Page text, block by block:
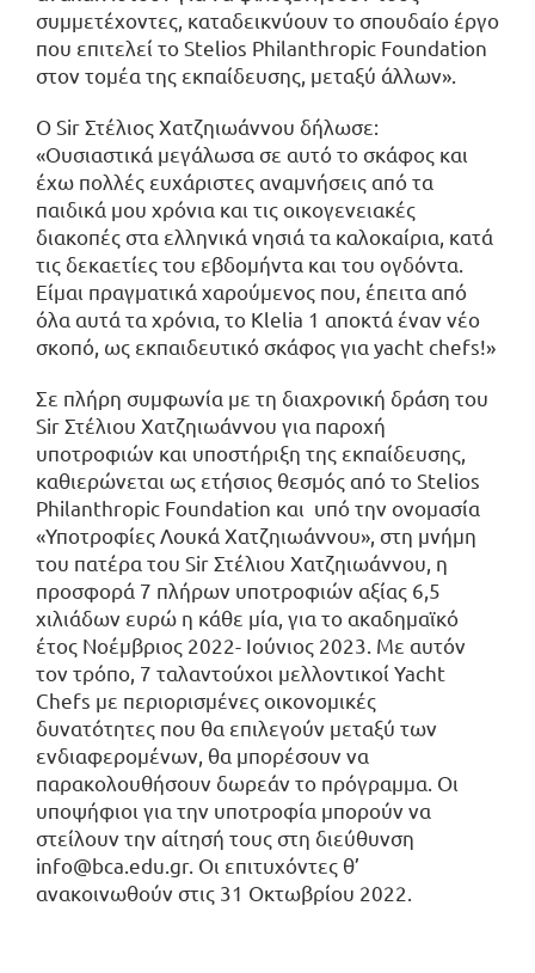
συμμετέχοντες, καταδεικνύουν το σπουδαίο έργο
που επιτελεί το Stelios Philanthropic Foundation
στον τομέα της εκπαίδευσης, μεταξύ άλλων».
Ο Sir Στέλιος Χατζηιωάννου δήλωσε:
«Ουσιαστικά μεγάλωσα σε αυτό το σκάφος και
έχω πολλές ευχάριστες αναμνήσεις από τα
παιδικά μου χρόνια και τις οικογενειακές
διακοπές στα ελληνικά νησιά τα καλοκαίρια, κατά
τις δεκαετίες του εβδομήντα και του ογδόντα.
Είμαι πραγματικά χαρούμενος που, έπειτα από
όλα αυτά τα χρόνια, το Klelia 1 αποκτά έναν νέο
σκοπό, ως εκπαιδευτικό σκάφος για yacht chefs!»
Σε πλήρη συμφωνία με τη διαχρονική δράση του
Sir Στέλιου Χατζηιωάννου για παροχή
υποτροφιών και υποστήριξη της εκπαίδευσης,
καθιερώνεται ως ετήσιος θεσμός από το Stelios
Philanthropic Foundation και υπό την ονομασία
«Υποτροφίες Λουκά Χατζηιωάννου», στη μνήμη
του πατέρα του Sir Στέλιου Χατζηιωάννου, η
προσφορά 7 πλήρων υποτροφιών αξίας 6,5
χιλιάδων ευρώ η κάθε μία, για το ακαδημαϊκό
έτος Νοέμβριος 2022- Ιούνιος 2023. Με αυτόν
τον τρόπο, 7 ταλαντούχοι μελλοντικοί Yacht
Chefs με περιορισμένες οικονομικές
δυνατότητες που θα επιλεγούν μεταξύ των
ενδιαφερομένων, θα μπορέσουν να
παρακολουθήσουν δωρεάν το πρόγραμμα. Οι
υποψήφιοι για την υποτροφία μπορούν να
στείλουν την αίτησή τους στη διεύθυνση
info@bca.edu.gr. Οι επιτυχόντες θ’
ανακοινωθούν στις 31 Οκτωβρίου 2022.